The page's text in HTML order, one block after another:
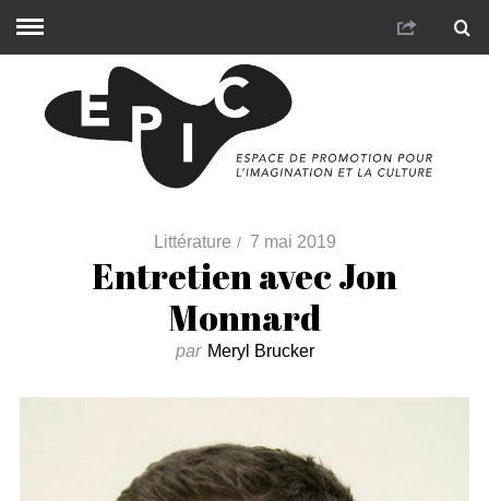
Littérature 7 mai 2019
Entretien avec Jon
Monnard
par Meryl Brucker